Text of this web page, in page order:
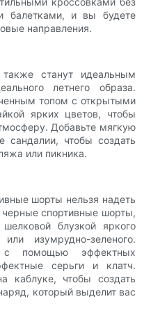
балетками, и вы будете
направления.
станут идеальным
летнего образа.
топом с открытыми
ярких цветов, чтобы
Добавьте мягкую
чтобы создать
или пикника.
шорты нельзя надеть
черные спортивные шорты,
блузкой яркого
изумрудно-зеленого.
с помощью эффектных
серьги и клатч.
каблуке, чтобы создать
который выделит вас